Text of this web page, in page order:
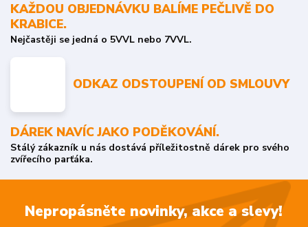
KAŽDOU OBJEDNÁVKU BALÍME PEČLIVĚ DO
KRABICE.
Nejčastěji se jedná o 5VVL nebo 7VVL.
ODKAZ ODSTOUPENÍ OD SMLOUVY
DÁREK NAVÍC JAKO PODĚKOVÁNÍ.
Stálý zákazník u nás dostává příležitostně dárek pro svého
zvířecího parťáka.
Nepropásněte novinky, akce a slevy!